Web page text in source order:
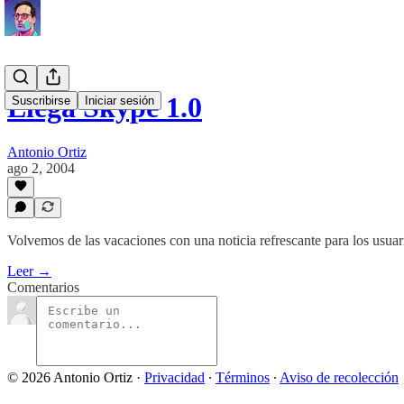
Suscribirse Iniciar sesión
Llega Skype 1.0
Antonio Ortiz
ago 2, 2004
Volvemos de las vacaciones con una noticia refrescante para los
Leer →
Comentarios
© 2026 Antonio Ortiz · Privacidad ∙ Términos ∙ Aviso de recolección